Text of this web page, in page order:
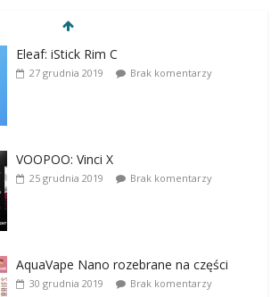
Eleaf: iStick Rim C
27 grudnia 2019 Brak komentarzy
VOOPOO: Vinci X
25 grudnia 2019 Brak komentarzy
AquaVape Nano rozebrane na części
30 grudnia 2019 Brak komentarzy